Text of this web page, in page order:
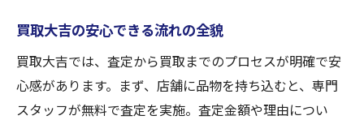
買取大吉の安心できる流れの全貌
買取大吉では、査定から買取までのプロセスが明確で安
心感があります。まず、店舗に品物を持ち込むと、専門
スタッフが無料で査定を実施。査定金額や理由につい